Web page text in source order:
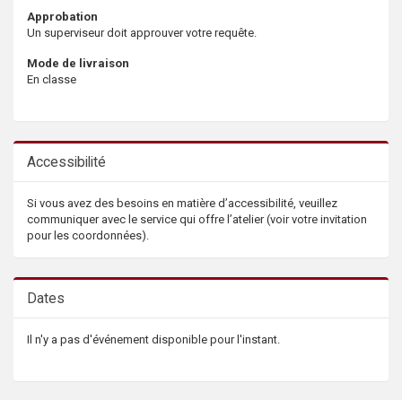
Approbation
Un superviseur doit approuver votre requête.
Mode de livraison
En classe
Accessibilité
Si vous avez des besoins en matière d’accessibilité, veuillez
communiquer avec le service qui offre l’atelier (voir votre invitation
pour les coordonnées).
Dates
Il n'y a pas d'événement disponible pour l'instant.